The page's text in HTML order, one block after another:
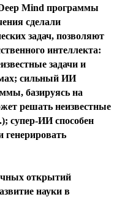
Mind программы
сделали
задач, позволяют
интеллекта:
задачи и
сильный ИИ
базируясь на
решать неизвестные
супер-ИИ способен
генерировать
открытий
науки в